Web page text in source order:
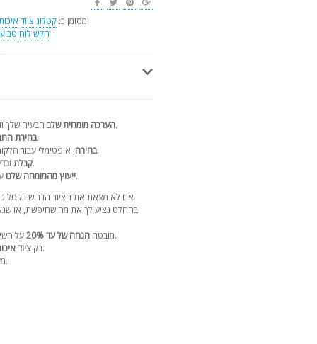
מסומן כ: קטלוג ציוד
הקש לוח
הערכה מומחית שלבהבעיה שלך ודיון מפורט בפתרונות תוך 24 שעות.
בחירתעם הספק הנבחר.
בחירה, אופטימלי עבור הלקוח, סכמת התשלומים וזמן האספקה.
קבלתלפני שליחה עם דוח וידאו.
ייעוץ מהמומחה שלנו עם
לאורך חיי הציוד.
אם לא מצאת את הציוד הדרוש
בהחלט נציע לך את מה שחיפשת, או
מובטח הנחה של עד 20%
על השירותים שלנו ברכישה הבאה בקטלוג שלנו.
רק ציוד
מספקים מהימנים עם מוניטין רב שנים.
.